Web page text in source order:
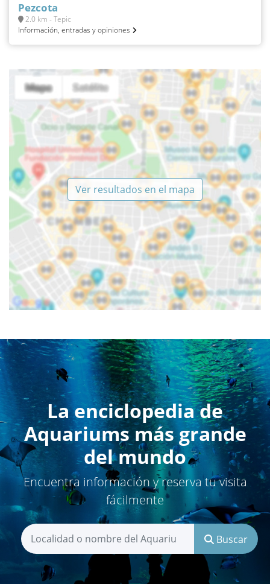
Pezcota
2.0 km - Tepic
Información, entradas y opiniones
Ver resultados en el mapa
La enciclopedia de
Aquariums más grande
del mundo
Encuentra información y reserva tu visita
fácilmente
Buscar